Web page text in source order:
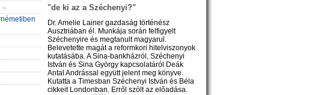
» "de ki az a Széchenyi?"
Dr. Amelie Lainer gazdaság történész
Ausztriában él. Munkája során felfigyelt
Széchenyire és megtanult magyarul.
Belevetette magát a reformkori hitelviszonyok
kutatásába. A Sina-bankházról, Széchenyi
István és Sina György kapcsolatáról Deák
Antal Andrással együtt jelent meg könyve.
Kutatta a Timesban Széchenyi István és Béla
cikkeit Londonban. Erről szólt az előadása.